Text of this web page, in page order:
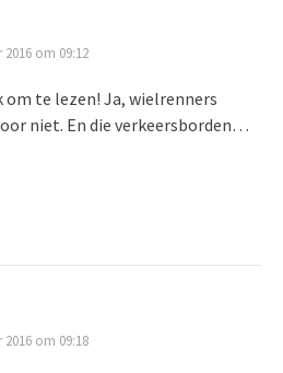
2016 om 09:12
om te lezen! Ja, wielrenners
niet. En die verkeersborden…
2016 om 09:18